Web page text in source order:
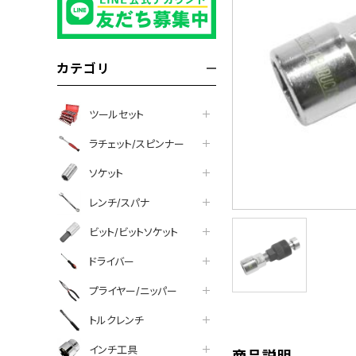
カテゴリ
ツールセット
ラチェット/スピンナー
ソケット
レンチ/スパナ
ビット/ビットソケット
ドライバー
プライヤー/ニッパー
トルクレンチ
インチ工具
facebook
line